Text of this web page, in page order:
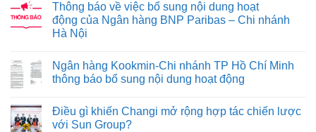
Thông báo về việc bổ sung nội dung hoạt
động của Ngân hàng BNP Paribas – Chi nhánh
Hà Nội
Ngân hàng Kookmin-Chi nhánh TP Hồ Chí Minh
thông báo bổ sung nội dung hoạt động
Điều gì khiến Changi mở rộng hợp tác chiến lược
với Sun Group?